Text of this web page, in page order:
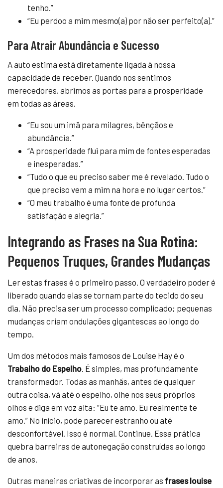
tenho.”
“Eu perdoo a mim mesmo(a) por não ser perfeito(a).”
Para Atrair Abundância e Sucesso
A auto estima está diretamente ligada à nossa
capacidade de receber. Quando nos sentimos
merecedores, abrimos as portas para a prosperidade
em todas as áreas.
“Eu sou um imã para milagres, bênçãos e
abundância.”
“A prosperidade flui para mim de fontes esperadas
e inesperadas.”
“Tudo o que eu preciso saber me é revelado. Tudo o
que preciso vem a mim na hora e no lugar certos.”
“O meu trabalho é uma fonte de profunda
satisfação e alegria.”
Integrando as Frases na Sua Rotina:
Pequenos Truques, Grandes Mudanças
Ler estas frases é o primeiro passo. O verdadeiro poder é
liberado quando elas se tornam parte do tecido do seu
dia. Não precisa ser um processo complicado; pequenas
mudanças criam ondulações gigantescas ao longo do
tempo.
Um dos métodos mais famosos de Louise Hay é o
Trabalho do Espelho . É simples, mas profundamente
transformador. Todas as manhãs, antes de qualquer
outra coisa, vá até o espelho, olhe nos seus próprios
olhos e diga em voz alta: “Eu te amo. Eu realmente te
amo.” No início, pode parecer estranho ou até
desconfortável. Isso é normal. Continue. Essa prática
quebra barreiras de autonegação construídas ao longo
de anos.
Outras maneiras criativas de incorporar as frases louise